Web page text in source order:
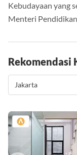
Kebudayaan yang
Menteri
Rekomendasi